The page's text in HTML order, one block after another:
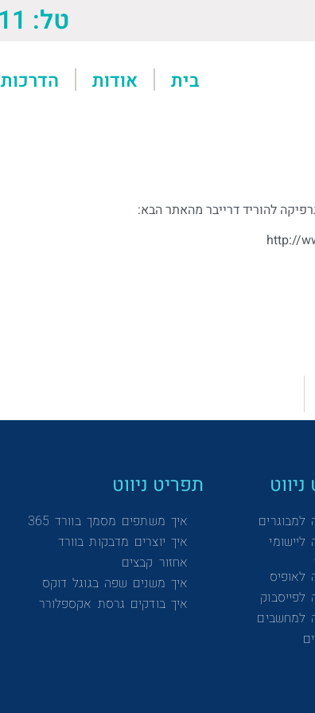
טל: 073-7613611
בית אודות הדרכות
להוריד דרייבר מהאתר הבא:
http://
למבוגרים
ליישומי
לאופיס
לפייסבוק
למחשבים
תפריט ניווט
איך משתפים מסמך בוורד 365
איך יוצרים מדבקות בוורד
אחזור קבצים
איך משנים שפה בגוגל דוקס
איך בודקים גרסת אקספלורר